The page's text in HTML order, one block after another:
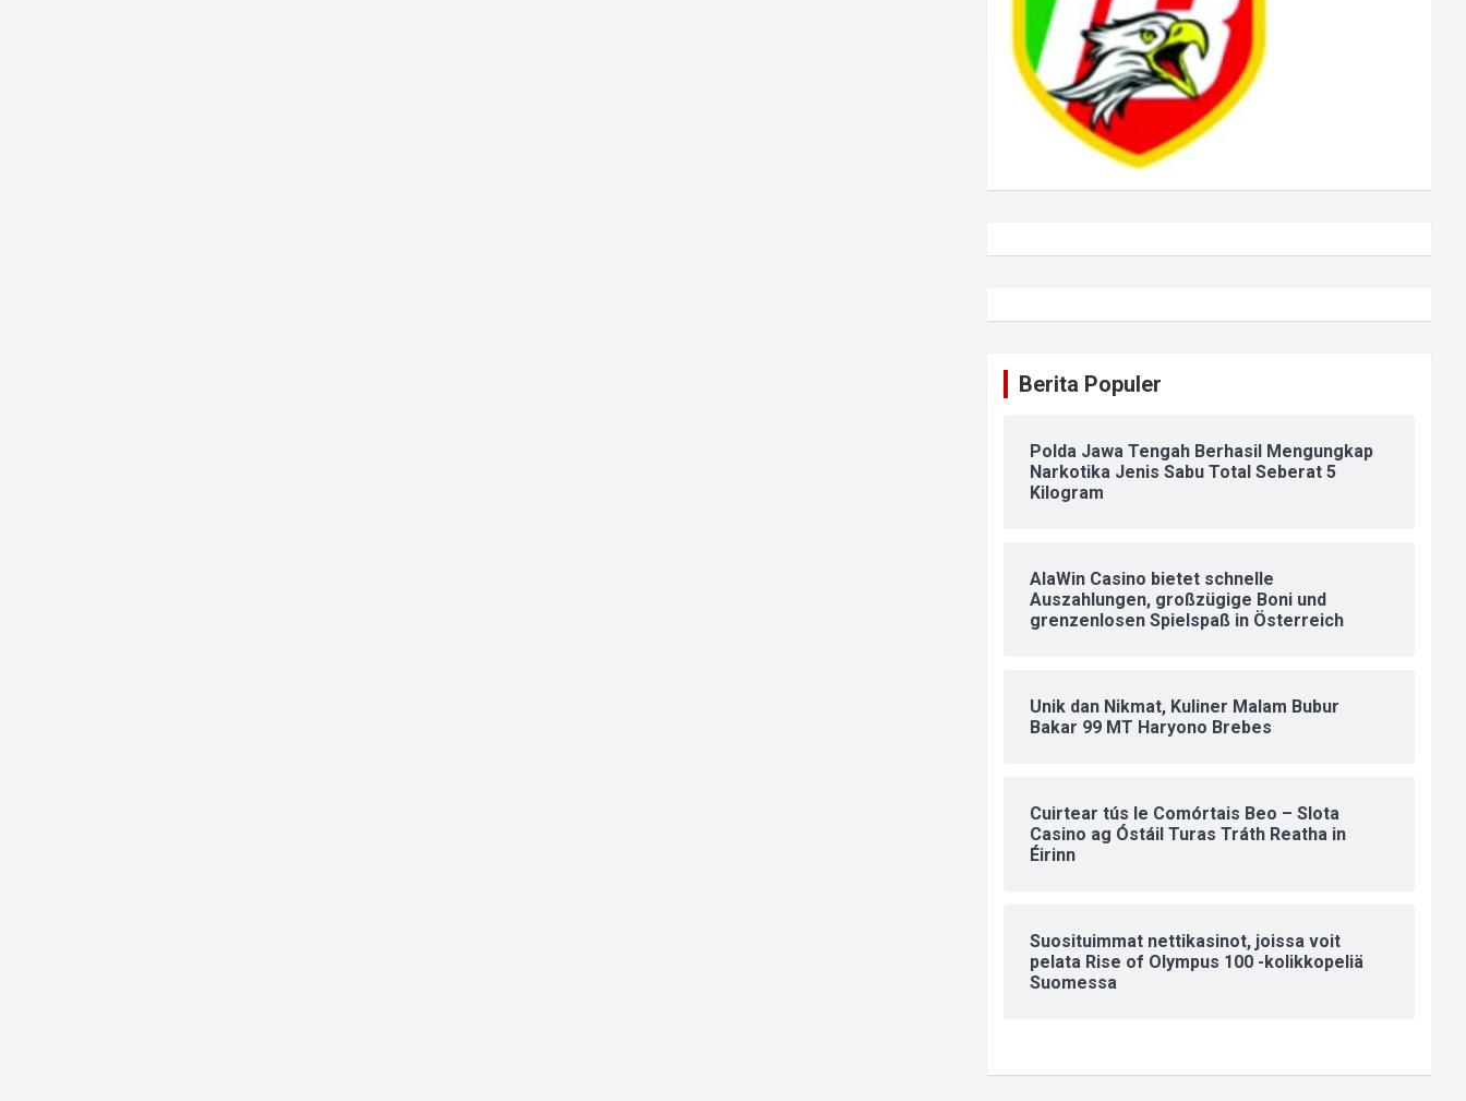
Berita Populer
Polda Jawa Tengah Berhasil Mengungkap
Narkotika Jenis Sabu Total Seberat 5
Kilogram
AlaWin Casino bietet schnelle
Auszahlungen, großzügige Boni und
grenzenlosen Spielspaß in Österreich
Unik dan Nikmat, Kuliner Malam Bubur
Bakar 99 MT Haryono Brebes
Cuirtear tús le Comórtais Beo – Slota
Casino ag Óstáil Turas Tráth Reatha in
Éirinn
Suosituimmat nettikasinot, joissa voit
pelata Rise of Olympus 100 -kolikkopeliä
Suomessa